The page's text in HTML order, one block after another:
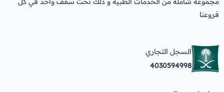
فروعنا
السجل التجاري
4030594998